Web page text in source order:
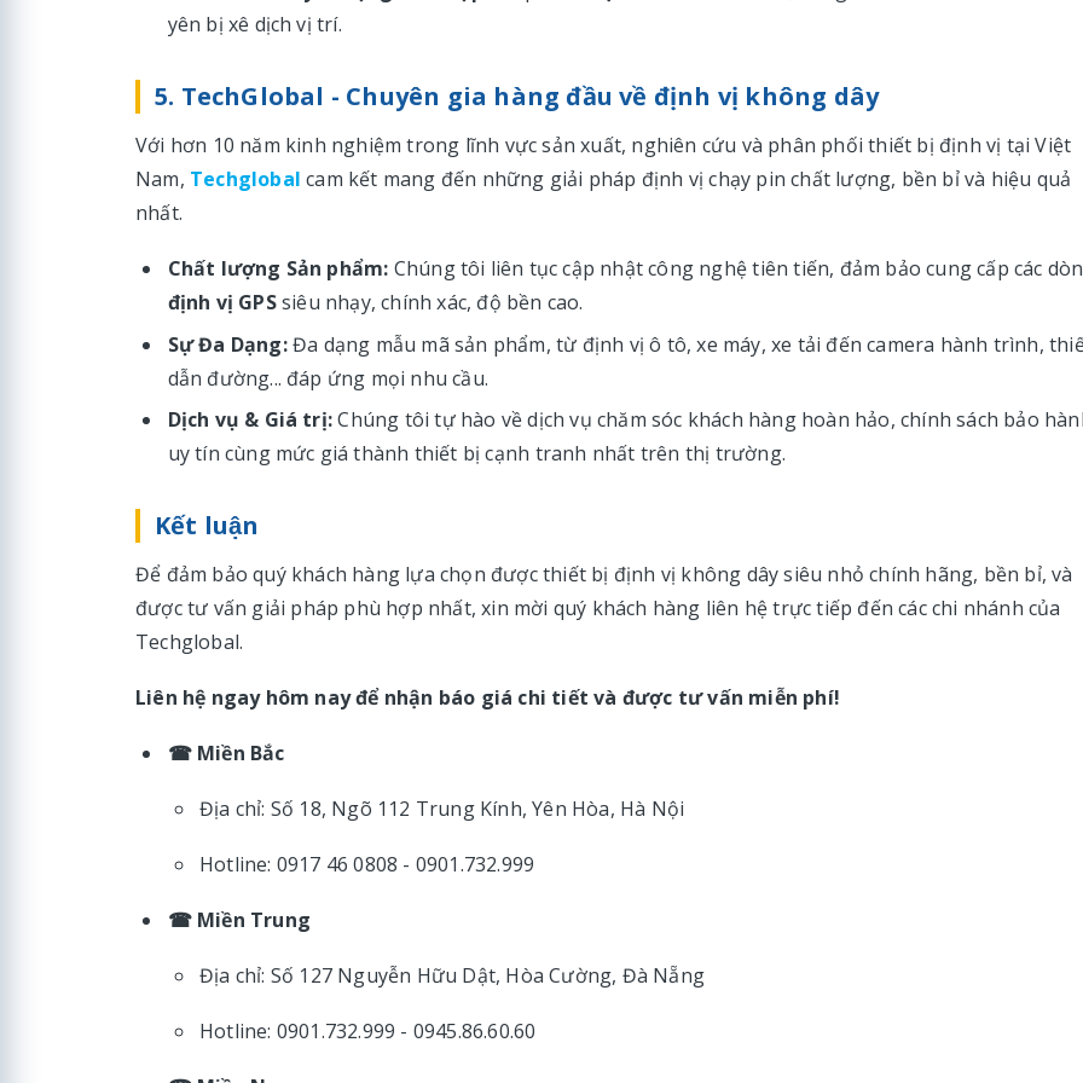
yên bị xê dịch vị trí.
5. TechGlobal - Chuyên gia hàng đầu về định vị không dây
Với hơn 10 năm kinh nghiệm trong lĩnh vực sản xuất, nghiên cứu và phân phối thiết bị định vị tại Việt
Nam, Techglobal cam kết mang đến những giải pháp định vị chạy pin chất lượng, bền bỉ và hiệu quả
nhất.
Chất lượng Sản phẩm: Chúng tôi liên tục cập nhật công nghệ tiên tiến, đảm bảo cung cấp các
định vị GPSsiêu nhạy, chính xác, độ bền cao.
Sự Đa Dạng:Đa dạng mẫu mã sản phẩm, từ định vị ô tô, xe máy, xe tải đến camera hành trình,
dẫn đường... đáp ứng mọi nhu cầu.
Dịch vụ & Giá trị:Chúng tôi tự hào về dịch vụ chăm sóc khách hàng hoàn hảo, chính sách bảo
uy tín cùng mức giá thành thiết bị cạnh tranh nhất trên thị trường.
Kết luận
Để đảm bảo quý khách hàng lựa chọn được thiết bị định vị không dây siêu nhỏ chính hãng, bền bỉ, và
được tư vấn giải pháp phù hợp nhất, xin mời quý khách hàng liên hệ trực tiếp đến các chi nhánh của
Techglobal.
Liên hệ ngay hôm nay để nhận báo giá chi tiết và được tư vấn miễn phí!
☎ Miền Bắc
Địa chỉ: Số 18, Ngõ 112 Trung Kính, Yên Hòa, Hà Nội
Hotline: 0917 46 0808 - 0901.732.999
☎ Miền Trung
Địa chỉ: Số 127 Nguyễn Hữu Dật, Hòa Cường, Đà Nẵng
Hotline: 0901.732.999 - 0945.86.60.60